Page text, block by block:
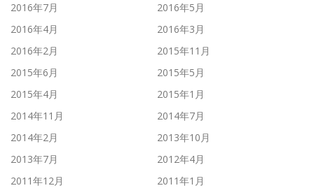
2016年7月
2016年5月
2016年4月
2016年3月
2016年2月
2015年11月
2015年6月
2015年5月
2015年4月
2015年1月
2014年11月
2014年7月
2014年2月
2013年10月
2013年7月
2012年4月
2011年12月
2011年1月